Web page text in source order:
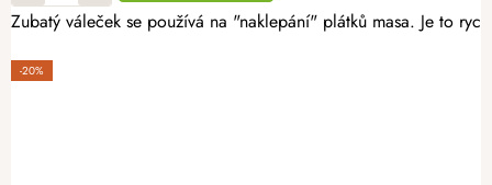
Zubatý váleček se používá na "naklepání" plátků masa. Je to
-20%